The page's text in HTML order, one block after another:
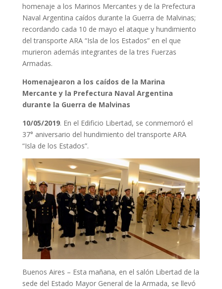
homenaje a los Marinos Mercantes y de la Prefectura
Naval Argentina caídos durante la Guerra de Malvinas;
recordando cada 10 de mayo el ataque y hundimiento
del transporte ARA “Isla de los Estados” en el que
murieron además integrantes de la tres Fuerzas
Armadas.
Homenajearon a los caídos de la Marina
Mercante y la Prefectura Naval Argentina
durante la Guerra de Malvinas
10/05/2019. En el Edificio Libertad, se conmemoró el
37° aniversario del hundimiento del transporte ARA
“Isla de los Estados”.
Buenos Aires – Esta mañana, en el salón Libertad de la
sede del Estado Mayor General de la Armada, se llevó